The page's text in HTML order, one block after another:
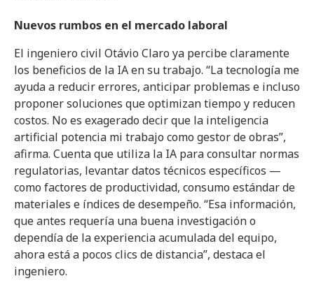
Nuevos rumbos en el mercado laboral
El ingeniero civil Otávio Claro ya percibe claramente
los beneficios de la IA en su trabajo. “La tecnología me
ayuda a reducir errores, anticipar problemas e incluso
proponer soluciones que optimizan tiempo y reducen
costos. No es exagerado decir que la inteligencia
artificial potencia mi trabajo como gestor de obras”,
afirma. Cuenta que utiliza la IA para consultar normas
regulatorias, levantar datos técnicos específicos —
como factores de productividad, consumo estándar de
materiales e índices de desempeño. “Esa información,
que antes requería una buena investigación o
dependía de la experiencia acumulada del equipo,
ahora está a pocos clics de distancia”, destaca el
ingeniero.